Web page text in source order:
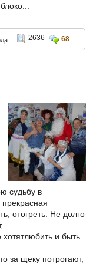
2636 68
судьбу в
отогреть. Не долго
хотятлюбить и быть
за щеку потрогают,